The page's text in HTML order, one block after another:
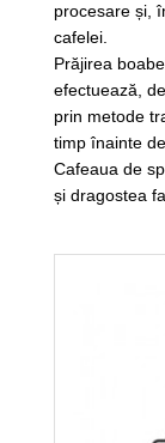
procesare și,
cafelei.
Prăjirea
efectuează,
prin metode
timp înainte
Cafeaua de
și dragostea